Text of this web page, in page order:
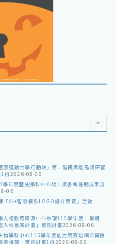
應運動共學行動站」第二階段與離島場研習
1份2026-08-06
年度歷史學科中心線上讀書會暑期成果分
06
「AI+智慧餐飲LOGO設計競賽」活動
人權教育資源中心辦理115學年度上學期
入校推廣計畫」實施計畫2026-08-06
物學科中心115學年度能力競賽培訓公開授
與推理」實施計畫1份2026-08-06